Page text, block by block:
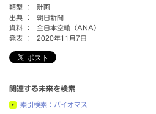
類型 ：
計画
出典 ：
朝日新聞
資料 ：
全日本空輸（ANA）
発表 ：
2020年11月7日
関連する未来を検索
索引検索：バイオマス